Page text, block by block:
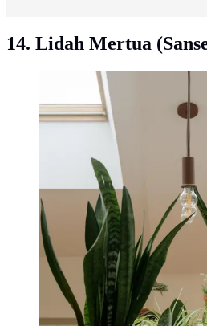
14. Lidah Mertua